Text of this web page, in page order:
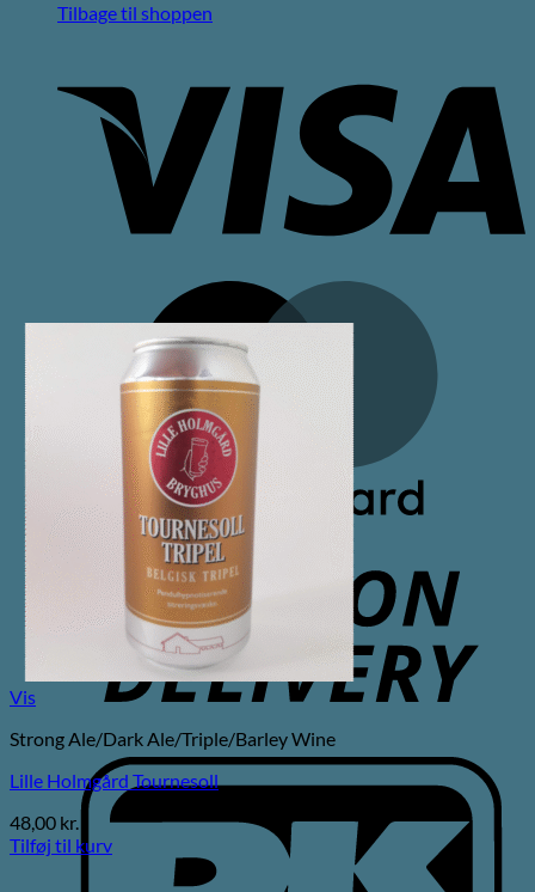
Tilbage til shoppen
Vis
Strong Ale/Dark Ale/Triple/Barley Wine
Lille Holmgård Tournesoll
48,00 kr.
Tilføj til kurv